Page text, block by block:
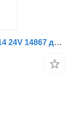
Насос AdBlue Pompa AdBlue UDA2-14 24V 14867 для грузовика Scania UDA2 7.5-EXE 24 UDA2-14